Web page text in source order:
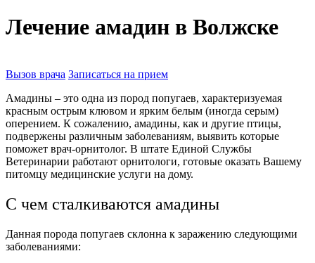
Лечение амадин в Волжске
Вызов врача Записаться на прием
Амадины – это одна из пород попугаев, характеризуемая
красным острым клювом и ярким белым (иногда серым)
оперением. К сожалению, амадины, как и другие птицы,
подвержены различным заболеваниям, выявить которые
поможет врач-орнитолог. В штате Единой Службы
Ветеринарии работают орнитологи, готовые оказать Вашему
питомцу медицинские услуги на дому.
С чем сталкиваются амадины
Данная порода попугаев склонна к заражению следующими
заболеваниями: